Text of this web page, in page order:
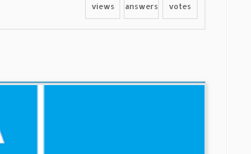
views answers votes